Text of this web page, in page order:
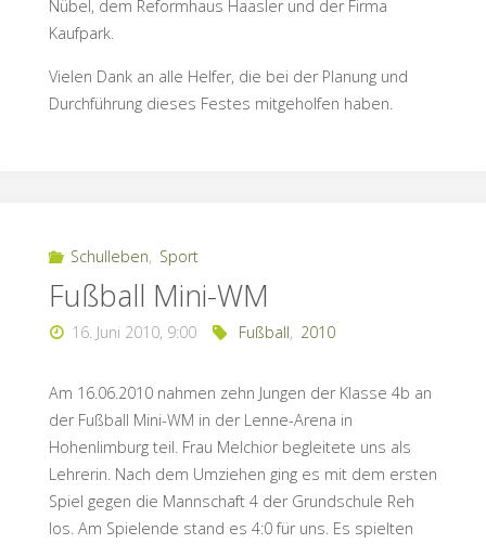
Nübel, dem Reformhaus Haasler und der Firma
Kaufpark.
Vielen Dank an alle Helfer, die bei der Planung und
Durchführung dieses Festes mitgeholfen haben.
Schulleben, Sport
Fußball Mini-WM
16. Juni 2010, 9:00 Fußball, 2010
Am 16.06.2010 nahmen zehn Jungen der Klasse 4b an
der Fußball Mini-WM in der Lenne-Arena in
Hohenlimburg teil. Frau Melchior begleitete uns als
Lehrerin. Nach dem Umziehen ging es mit dem ersten
Spiel gegen die Mannschaft 4 der Grundschule Reh
los. Am Spielende stand es 4:0 für uns. Es spielten